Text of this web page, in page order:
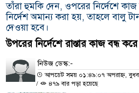
তাঁরা হুমকি দেন, ওপরের নির্দেশে কাজ
নির্দেশ অমান্য করা হয়, তাহলে বালু
দেওয়া হবে।
উপরের নির্দেশে রাস্তার কাজ বন্ধ
নিউজ ডেস্ক:-
আপডেট সময় ০১:৪৯:০৭ অপরাহ্ন,
/
৪৭৯ বার পড়া হয়েছে